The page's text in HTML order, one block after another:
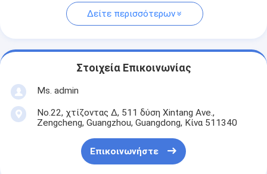
Δείτε περισσότερων
Στοιχεία Επικοινωνίας
Ms. admin
No.22, χτίζοντας Δ, 511 δύση Xintang Ave.,
Zengcheng, Guangzhou, Guangdong, Κίνα 511340
Επικοινωνήστε